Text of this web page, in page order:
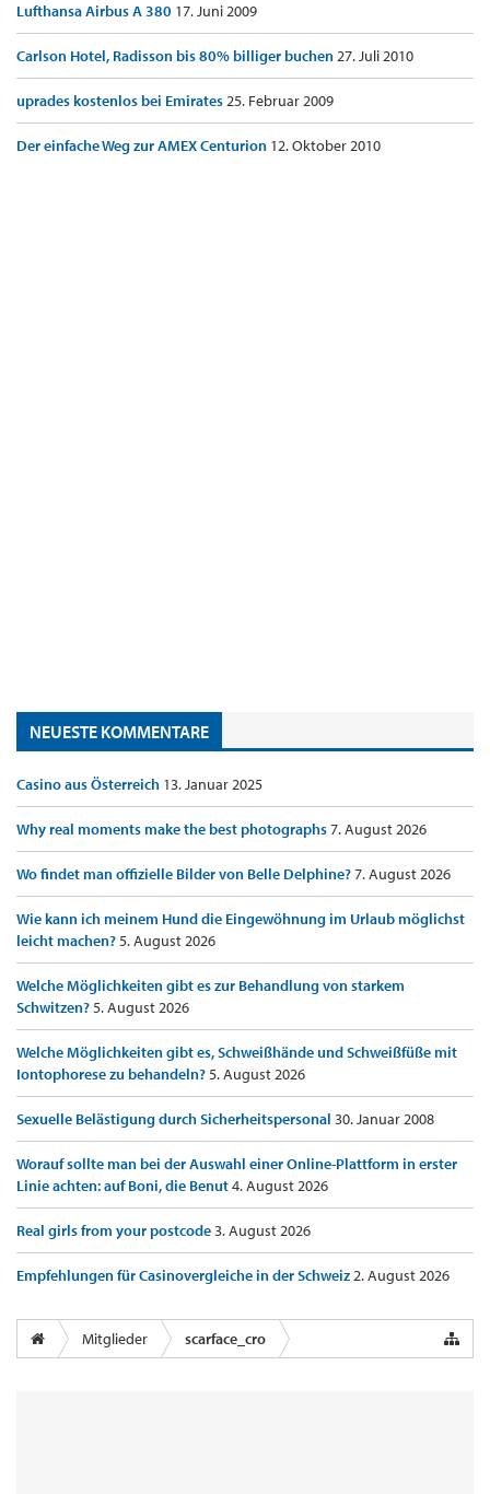
Lufthansa Airbus A 380 17. Juni 2009
Carlson Hotel, Radisson bis 80% billiger buchen27. Juli 2010
uprades kostenlos bei Emirates25. Februar 2009
Der einfache Weg zur AMEX Centurion 12. Oktober 2010
NEUESTE KOMMENTARE
Casino aus Österreich 13. Januar 2025
Why real moments make the best photographs7. August 2026
Wo findet man offizielle Bilder von Belle Delphine?7. August 2026
Wie kann ich meinem Hund die Eingewöhnung im Urlaub möglichst
leicht machen?5. August 2026
Welche Möglichkeiten gibt es zur Behandlung von starkem
Schwitzen?5. August 2026
Welche Möglichkeiten gibt es, Schweißhände und Schweißfüße mit
Iontophorese zu behandeln?5. August 2026
Sexuelle Belästigung durch Sicherheitspersonal 30. Januar 2008
Worauf sollte man bei der Auswahl einer Online-Plattform in erster
Linie achten: auf Boni, die Benut4. August 2026
Real girls from your postcode3. August 2026
Empfehlungen für Casinovergleiche in der Schweiz2. August 2026
Mitglieder scarface_cro